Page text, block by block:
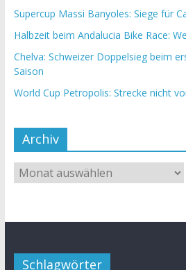
Supercup Massi Banyoles: Siege für
Halbzeit beim Andalucia Bike Race:
Chelva: Schweizer Doppelsieg beim
Saison
World Cup Petropolis: Strecke nicht
Archiv
Schlagwörter